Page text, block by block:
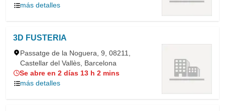
más detalles
3D FUSTERIA
Passatge de la Noguera, 9, 08211,
Castellar del Vallès, Barcelona
Se abre en 2 días 13 h 2 mins
más detalles